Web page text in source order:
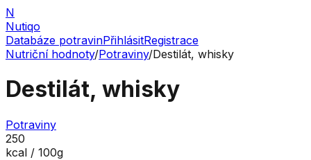
N
Nutiqo
Databáze potravinPřihlásitRegistrace
Nutriční hodnoty/Potraviny/Destilát, whisky
Destilát, whisky
Potraviny
250
kcal / 100g